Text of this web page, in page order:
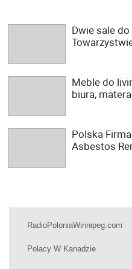
Dwie sale
Meble do
biura,
Polska
Asbestos
RadioPoloniaWinnipeg.com
Polacy W Kanadzie